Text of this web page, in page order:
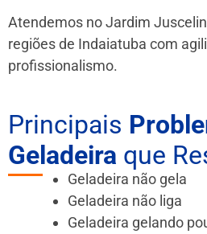
Atendemos no Jardim
regiões de Indaiatuba com
profissionalismo.
Principais
Geladeira que
Geladeira não gela
Geladeira não liga
Geladeira gelando